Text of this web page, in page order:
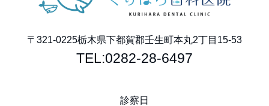
〒321-0225栃木県下都賀郡壬生町本丸2丁目15-53
TEL:0282-28-6497
診察日